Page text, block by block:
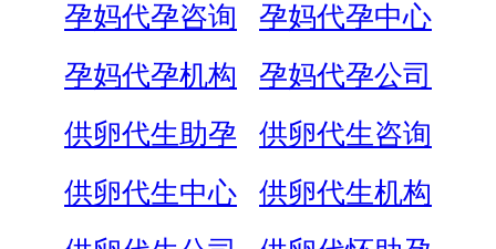
孕妈代孕咨询
孕妈代孕中心
孕妈代孕机构
孕妈代孕公司
供卵代生助孕
供卵代生咨询
供卵代生中心
供卵代生机构